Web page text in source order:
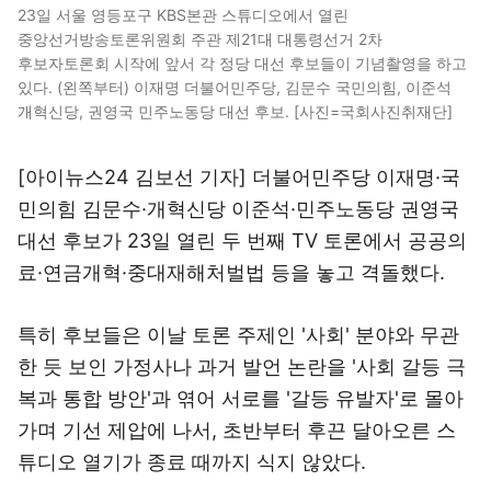
23일 서울 영등포구 KBS본관 스튜디오에서 열린
중앙선거방송토론위원회 주관 제21대 대통령선거 2차
후보자토론회 시작에 앞서 각 정당 대선 후보들이 기념촬영을 하고
있다. (왼쪽부터) 이재명 더불어민주당, 김문수 국민의힘, 이준석
개혁신당, 권영국 민주노동당 대선 후보. [사진=국회사진취재단]
[아이뉴스24 김보선 기자] 더불어민주당 이재명·국
민의힘 김문수·개혁신당 이준석·민주노동당 권영국
대선 후보가 23일 열린 두 번째 TV 토론에서 공공의
료·연금개혁·중대재해처벌법 등을 놓고 격돌했다.
특히 후보들은 이날 토론 주제인 '사회' 분야와 무관
한 듯 보인 가정사나 과거 발언 논란을 '사회 갈등 극
복과 통합 방안'과 엮어 서로를 '갈등 유발자'로 몰아
가며 기선 제압에 나서, 초반부터 후끈 달아오른 스
튜디오 열기가 종료 때까지 식지 않았다.